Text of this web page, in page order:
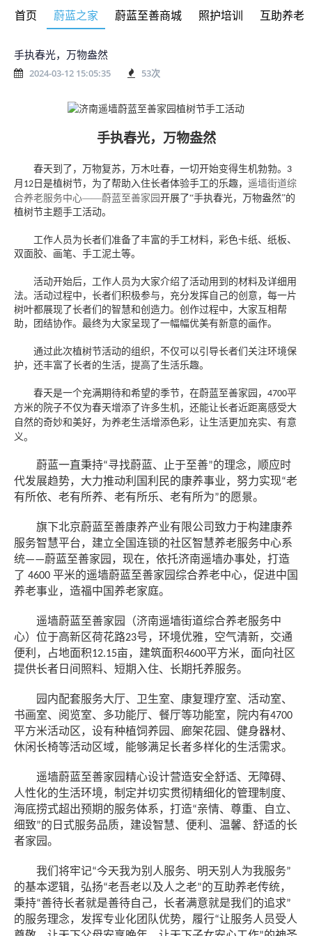
首页 蔚蓝之家 蔚蓝至善商城 照护培训 互助养老
手执春光，万物盎然
2024-03-12 15:05:35 53次
手执春光，万物盎然
春天到了，万物复苏，万木吐春， 一切开始变得生机勃勃。 3
月 12 日是植树节，为了帮助入住长者体验手工的乐趣， 遥墙街道综
合养老服务中心——蔚蓝至善家园开展了“手执春光，万物盎然”的
植树节主题手工活动。
工作人员为长者们准备了丰富的手工材料，彩色卡纸、纸板、
双面胶、画笔、手工泥土等。
活动开始后，工作人员为大家介绍了活动用到的材料及详细用
法。活动过程中，长者们积极参与，充分发挥自己的创意，每一片
树叶都展现了长者们的智慧和创造力。创作过程中，大家互相帮
助，团结协作。最终为大家呈现了一幅幅优美有新意的画作。
通过此次植树节活动的组织，不仅可以 引导长者们关注环境保
护 ， 还丰富了长者的生活，提高了生活乐趣。
春天是一个充满期待和希望的季节， 在蔚蓝至善家园， 4700平
方米的院子不仅为春天增添了许多生机，还能让长者近距离感受大
自然的奇妙和美好，为养老生活增添色彩，让生活更加充实、有意
义。
蔚蓝一直秉持“寻找蔚蓝、止于至善”的理念，顺应时
代发展趋势，大力推动利国利民的康养事业，努力实现“老
有所依、老有所养、老有所乐、老有所为”的愿景。
旗下北京蔚蓝至善康养产业有限公司致力于构建康养
服务智慧平台，建立全国连锁的社区智慧养老服务中心系
统——蔚蓝至善家园，现在，依托济南遥墙办事处，打造
了 4600 平米的遥墙蔚蓝至善家园综合养老中心，促进中国
养老事业，造福中国养老家庭。
遥墙蔚蓝至善家园（济南遥墙街道综合养老服务中
心）位于高新区荷花路23号，环境优雅，空气清新，交通
便利，占地面积12.15亩，建筑面积4600平方米，面向社区
提供长者日间照料、短期入住、长期托养服务。
园内配套服务大厅、卫生室、康复理疗室、活动室、
书画室、阅览室、多功能厅、餐厅等功能室，院内有4700
平方米活动区，设有种植饲养园、廊架花园、健身器材、
休闲长椅等活动区域，能够满足长者多样化的生活需求。
遥墙蔚蓝至善家园精心设计营造安全舒适、无障碍、
人性化的生活环境，制定并切实贯彻精细化的管理制度、
海底捞式超出预期的服务体系，打造“亲情、尊重、自立、
细致”的日式服务品质，建设智慧、便利、温馨、舒适的长
者家园。
我们将牢记“今天我为别人服务、明天别人为我服务”
的基本逻辑，弘扬“老吾老以及人之老”的互助养老传统，
秉持“善待长者就是善待自己，长者满意就是我们的追求”
的服务理念，发挥专业化团队优势，履行“让服务人员受人